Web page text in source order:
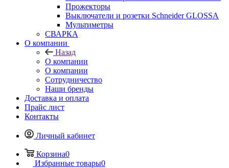
Прожекторы
Выключатели и розетки Schneider GLOSSA
Мультиметры
СВАРКА
О компании
Назад
О компании
О компании
Сотрудничество
Наши бренды
Доставка и оплата
Прайс лист
Контакты
Личный кабинет
Корзина0
Избранные товары0